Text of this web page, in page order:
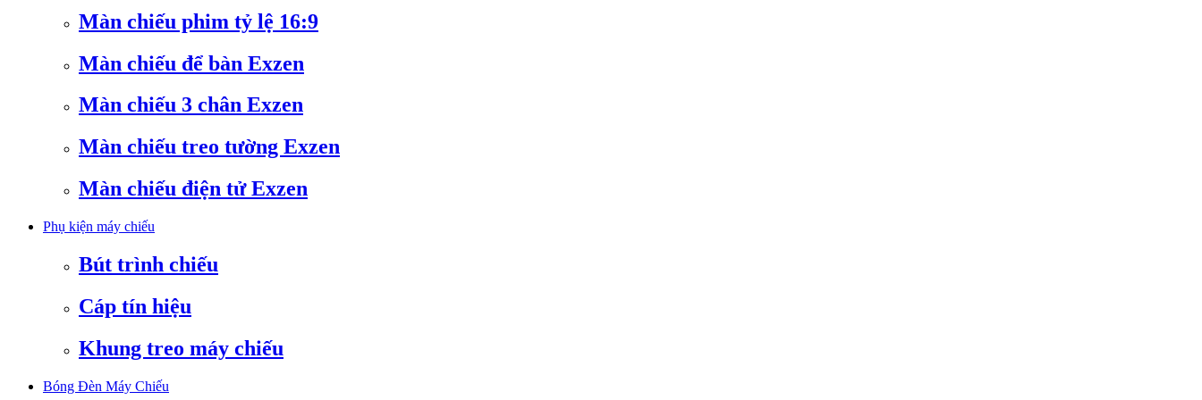
Màn chiếu phim tỷ lệ 16:9
Màn chiếu để bàn Exzen
Màn chiếu 3 chân Exzen
Màn chiếu treo tường Exzen
Màn chiếu điện tử Exzen
Phụ kiện máy chiếu
Bút trình chiếu
Cáp tín hiệu
Khung treo máy chiếu
Bóng Đèn Máy Chiếu